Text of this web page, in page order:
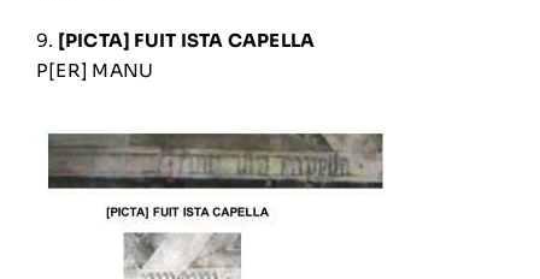
9. [PICTA] FUIT ISTA CAPELLA
P[ER] MANU